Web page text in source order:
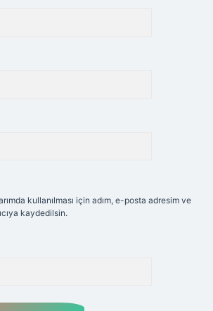
kullanılması için adım, e-posta adresim ve
kaydedilsin.